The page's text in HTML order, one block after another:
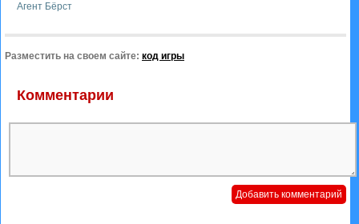
Агент Бёрст
Разместить на своем сайте: код игры
Комментарии